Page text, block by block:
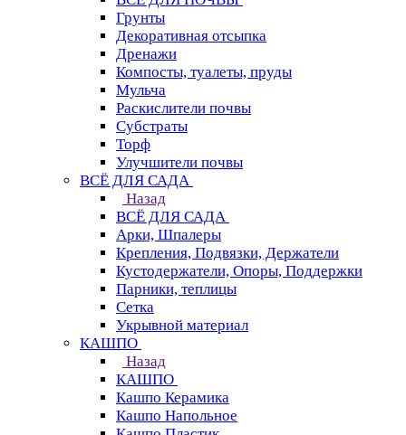
Грунты
Декоративная отсыпка
Дренажи
Компосты, туалеты, пруды
Мульча
Раскислители почвы
Субстраты
Торф
Улучшители почвы
ВСЁ ДЛЯ САДА
Назад
ВСЁ ДЛЯ САДА
Арки, Шпалеры
Крепления, Подвязки, Держатели
Кустодержатели, Опоры, Поддержки
Парники, теплицы
Сетка
Укрывной материал
КАШПО
Назад
КАШПО
Кашпо Керамика
Кашпо Напольное